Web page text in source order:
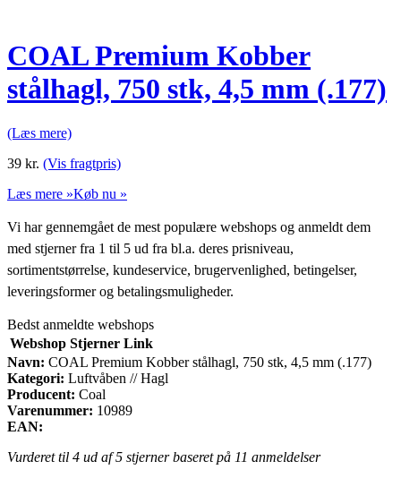
COAL Premium Kobber
stålhagl, 750 stk, 4,5 mm (.177)
(Læs mere)
39 kr. (Vis fragtpris)
Læs mere »Køb nu »
Vi har gennemgået de mest populære webshops og anmeldt dem
med stjerner fra 1 til 5 ud fra bl.a. deres prisniveau,
sortimentstørrelse, kundeservice, brugervenlighed, betingelser,
leveringsformer og betalingsmuligheder.
Bedst anmeldte webshops
Webshop Stjerner Link
Navn: COAL Premium Kobber stålhagl, 750 stk, 4,5 mm (.177)
Kategori: Luftvåben // Hagl
Producent: Coal
Varenummer: 10989
EAN:
Vurderet til 4 ud af 5 stjerner baseret på 11 anmeldelser